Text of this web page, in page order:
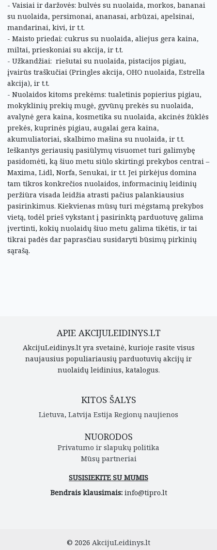
- Vaisiai ir daržovės: bulvės su nuolaida, morkos, bananai
su nuolaida, persimonai, ananasai, arbūzai, apelsinai,
mandarinai, kivi, ir t.t.
- Maisto priedai: cukrus su nuolaida, aliejus gera kaina,
miltai, prieskoniai su akcija, ir t.t.
- Užkandžiai: riešutai su nuolaida, pistacijos pigiau,
įvairūs traškučiai (Pringles akcija, OHO nuolaida, Estrella
akcija), ir t.t.
- Nuolaidos kitoms prekėms: tualetinis popierius pigiau,
mokyklinių prekių mugė, gyvūnų prekės su nuolaida,
avalynė gera kaina, kosmetika su nuolaida, akcinės žūklės
prekės, kuprinės pigiau, augalai gera kaina,
akumuliatoriai, skalbimo mašina su nuolaida, ir t.t.
Ieškantys geriausių pasiūlymų visuomet turi galimybę
pasidomėti, ką šiuo metu siūlo skirtingi prekybos centrai –
Maxima, Lidl, Norfa, Senukai, ir t.t. Jei pirkėjus domina
tam tikros konkrečios nuolaidos, informacinių leidinių
peržiūra visada leidžia atrasti pačius palankiausius
pasirinkimus. Kiekvienas mūsų turi mėgstamą prekybos
vietą, todėl prieš vykstant į pasirinktą parduotuvę galima
įvertinti, kokių nuolaidų šiuo metu galima tikėtis, ir tai
tikrai padės dar paprasčiau susidaryti būsimų pirkinių
sąrašą.
APIE AKCIJULEIDINYS.LT
AkcijuLeidinys.lt yra svetainė, kurioje rasite visus
naujausius populiariausių parduotuvių akcijų ir
nuolaidų leidinius, katalogus.
KITOS ŠALYS
Lietuva, Latvija Estija Regionų naujienos
NUORODOS
Privatumo ir slapukų politika
Mūsų partneriai
SUSISIEKITE SU MUMIS
Bendrais klausimais: info@tipro.lt
© 2026 AkcijuLeidinys.lt